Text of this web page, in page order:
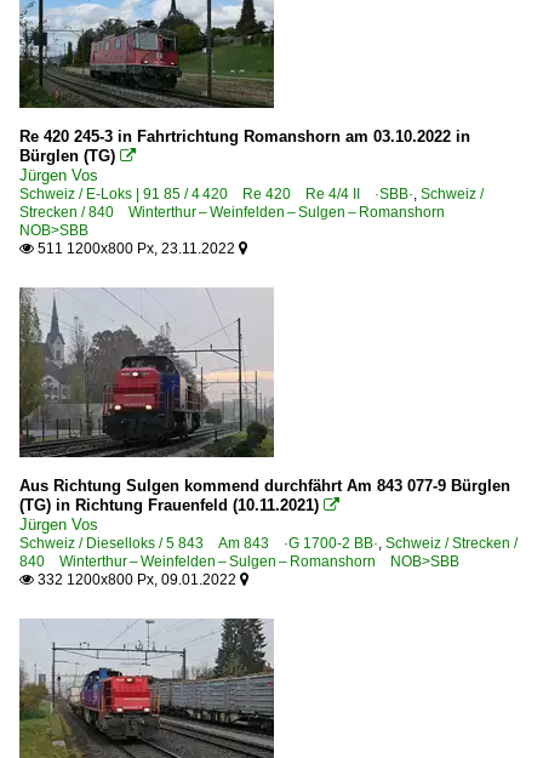
Re 420 245-3 in Fahrtrichtung Romanshorn am 03.10.2022 in
Bürglen (TG) 
Jürgen Vos
Schweiz / E-Loks | 91 85 / 4 420 Re 420 Re 4/4 II ·SBB·, Schweiz /
Strecken / 840 Winterthur – Weinfelden – Sulgen – Romanshorn
NOB>SBB
 511 1200x800 Px, 23.11.2022 
Aus Richtung Sulgen kommend durchfährt Am 843 077-9 Bürglen
(TG) in Richtung Frauenfeld (10.11.2021) 
Jürgen Vos
Schweiz / Dieselloks / 5 843 Am 843 ·G 1700-2 BB·, Schweiz / Strecken /
840 Winterthur – Weinfelden – Sulgen – Romanshorn NOB>SBB
 332 1200x800 Px, 09.01.2022 